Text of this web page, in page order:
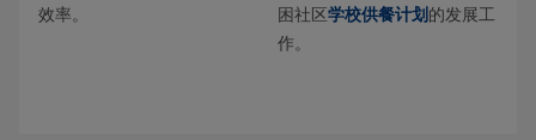
效率。
困社区学校供餐计划的发展工
作。